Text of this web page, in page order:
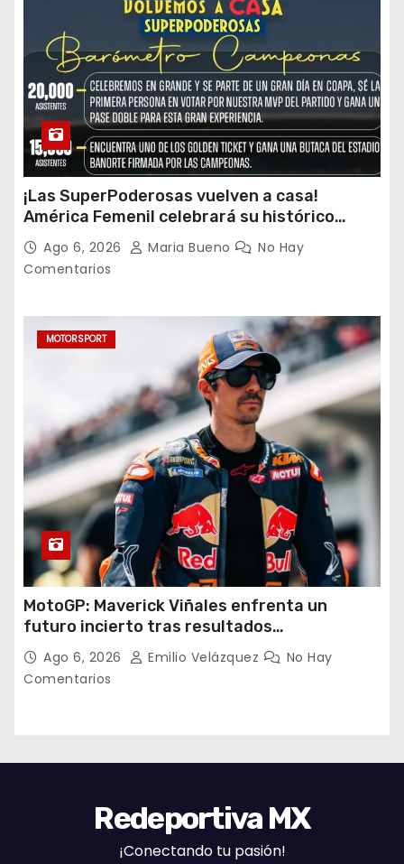
¡Las SuperPoderosas vuelven a casa!
América Femenil celebrará su histórico
triplete con una auténtica fiesta ante Cruz
Azul
Ago 6, 2026 Maria Bueno
No Hay
Comentarios
MOTORSPORT
MotoGP: Maverick Viñales enfrenta un
futuro incierto tras resultados
decepcionantes
Ago 6, 2026 Emilio Velázquez
No Hay
Comentarios
Redeportiva MX
¡Conectando tu pasión!